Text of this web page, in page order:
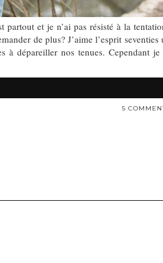
et je n’ai pas résisté à la
de plus? J’aime l’esprit seventies
à dépareiller nos tenues. Cependant je
5